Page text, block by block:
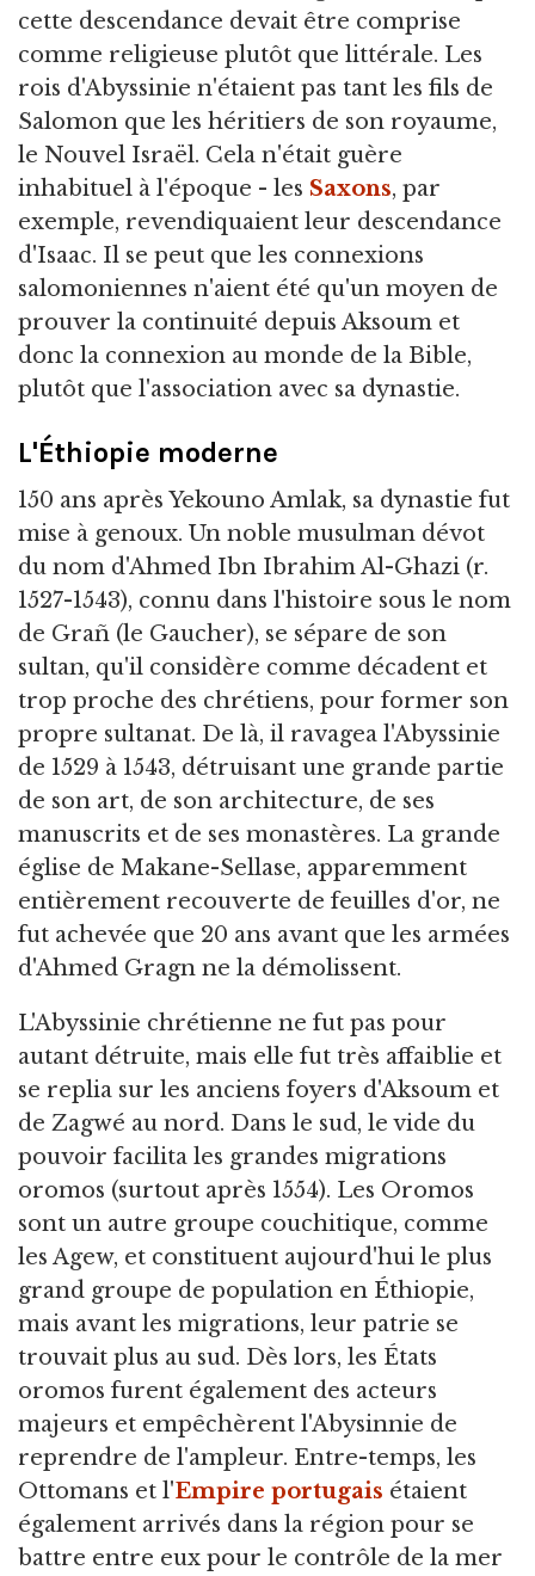
cette descendance devait être comprise
comme religieuse plutôt que littérale. Les
rois d'Abyssinie n'étaient pas tant les fils de
Salomon que les héritiers de son royaume,
le Nouvel Israël. Cela n'était guère
inhabituel à l'époque - les Saxons, par
exemple, revendiquaient leur descendance
d'Isaac. Il se peut que les connexions
salomoniennes n'aient été qu'un moyen de
prouver la continuité depuis Aksoum et
donc la connexion au monde de la Bible,
plutôt que l'association avec sa dynastie.
L'Éthiopie moderne
150 ans après Yekouno Amlak, sa dynastie fut
mise à genoux. Un noble musulman dévot
du nom d'Ahmed Ibn Ibrahim Al-Ghazi (r.
1527-1543), connu dans l'histoire sous le nom
de Grañ (le Gaucher), se sépare de son
sultan, qu'il considère comme décadent et
trop proche des chrétiens, pour former son
propre sultanat. De là, il ravagea l'Abyssinie
de 1529 à 1543, détruisant une grande partie
de son art, de son architecture, de ses
manuscrits et de ses monastères. La grande
église de Makane-Sellase, apparemment
entièrement recouverte de feuilles d'or, ne
fut achevée que 20 ans avant que les armées
d'Ahmed Gragn ne la démolissent.
L'Abyssinie chrétienne ne fut pas pour
autant détruite, mais elle fut très affaiblie et
se replia sur les anciens foyers d'Aksoum et
de Zagwé au nord. Dans le sud, le vide du
pouvoir facilita les grandes migrations
oromos (surtout après 1554). Les Oromos
sont un autre groupe couchitique, comme
les Agew, et constituent aujourd'hui le plus
grand groupe de population en Éthiopie,
mais avant les migrations, leur patrie se
trouvait plus au sud. Dès lors, les États
oromos furent également des acteurs
majeurs et empêchèrent l'Abysinnie de
reprendre de l'ampleur. Entre-temps, les
Ottomans et l'Empire portugais étaient
également arrivés dans la région pour se
battre entre eux pour le contrôle de la mer